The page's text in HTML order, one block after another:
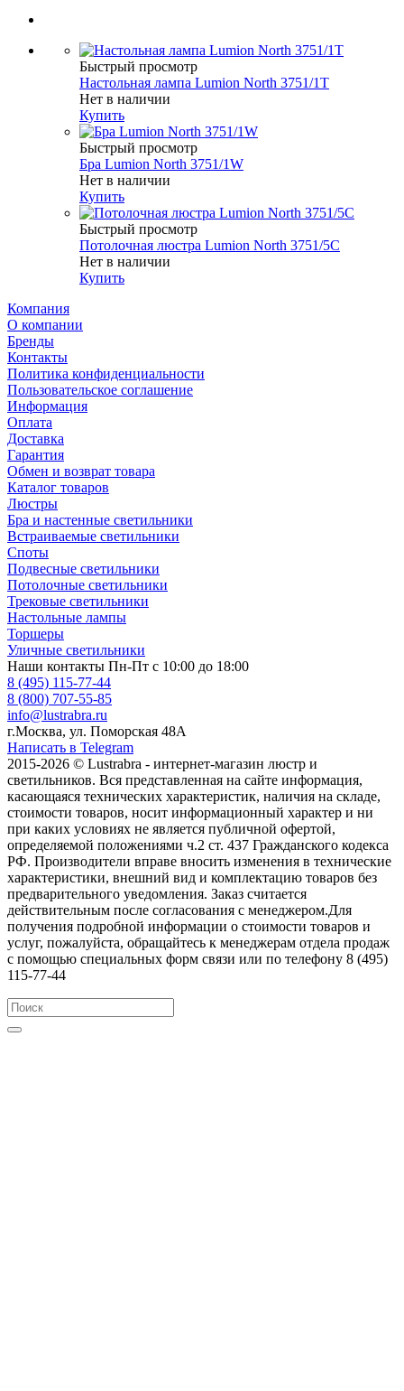
Быстрый просмотр
Настольная лампа Lumion North 3751/1T
Нет в наличии
Купить
Быстрый просмотр
Бра Lumion North 3751/1W
Нет в наличии
Купить
Быстрый просмотр
Потолочная люстра Lumion North 3751/5C
Нет в наличии
Купить
Компания
О компании
Бренды
Контакты
Политика конфиденциальности
Пользовательское соглашение
Информация
Оплата
Доставка
Гарантия
Обмен и возврат товара
Каталог товаров
Люстры
Бра и настенные светильники
Встраиваемые светильники
Споты
Подвесные светильники
Потолочные светильники
Трековые светильники
Настольные лампы
Торшеры
Уличные светильники
Наши контакты Пн-Пт с 10:00 до 18:00
8 (495) 115-77-44
8 (800) 707-55-85
info@lustrabra.ru
г.Москва, ул. Поморская 48А
Написать в Telegram
2015-2026 © Lustrabra - интернет-магазин люстр и
светильников. Вся представленная на сайте информация,
касающаяся технических характеристик, наличия на складе,
стоимости товаров, носит информационный характер и ни
при каких условиях не является публичной офертой,
определяемой положениями ч.2 ст. 437 Гражданского кодекса
РФ. Производители вправе вносить изменения в технические
характеристики, внешний вид и комплектацию товаров без
предварительного уведомления. Заказ считается
действительным после согласования с менеджером.Для
получения подробной информации о стоимости товаров и
услуг, пожалуйста, обращайтесь к менеджерам отдела продаж
с помощью специальных форм связи или по телефону 8 (495)
115-77-44